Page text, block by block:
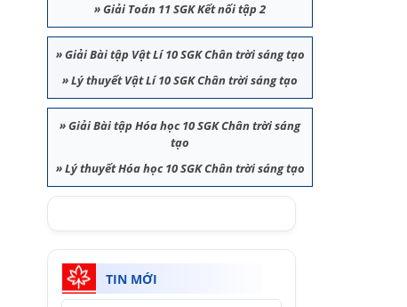
»Giải Toán 11 SGK Kết nối tập 2
»Giải Bài tập Vật Lí 10 SGK Chân trời sáng tạo
»Lý thuyết Vật Lí 10 SGK Chân trời sáng tạo
»Giải Bài tập Hóa học 10 SGK Chân trời sáng
tạo
»Lý thuyết Hóa học 10 SGK Chân trời sáng tạo
TIN MỚI